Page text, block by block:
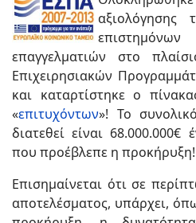
αξιολόγησης
επαγγελματιών στο
Επιχειρησιακών
και καταρτίστηκε ο
«επιτυχόντων»! Το
διατεθεί είναι 68.000.000€
που προέβλεπε η προκήρυξη!
Επισημαίνεται ότι σε
αποτελέσματος, υπάρχει,